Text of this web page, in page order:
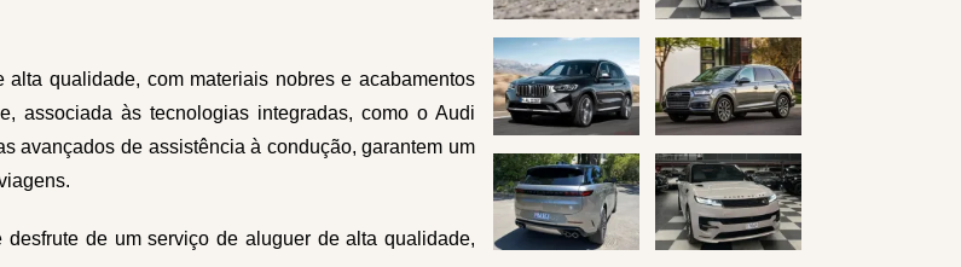
qualidade, com materiais nobres e acabamentos
associada às tecnologias integradas, como o Audi
avançados de assistência à condução, garantem um
de um serviço de aluguer de alta qualidade,